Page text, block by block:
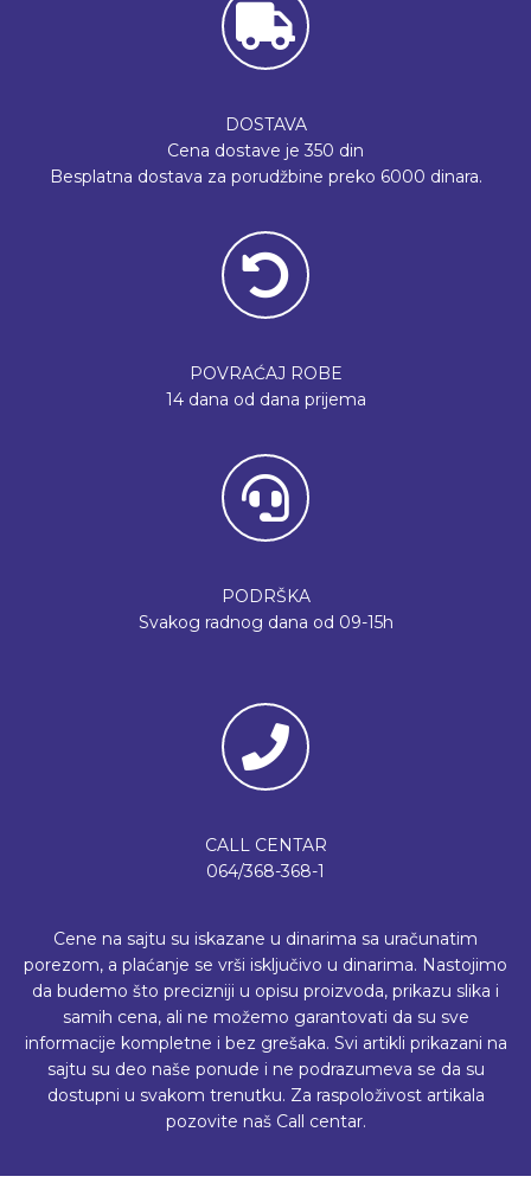
DOSTAVA
Cena dostave je 350 din
Besplatna dostava za porudžbine preko 6000 dinara.
POVRAĆAJ ROBE
14 dana od dana prijema
PODRŠKA
Svakog radnog dana od 09-15h
CALL CENTAR
064/368-368-1
Cene na sajtu su iskazane u dinarima sa uračunatim
porezom, a plaćanje se vrši isključivo u dinarima. Nastojimo
da budemo što precizniji u opisu proizvoda, prikazu slika i
samih cena, ali ne možemo garantovati da su sve
informacije kompletne i bez grešaka. Svi artikli prikazani na
sajtu su deo naše ponude i ne podrazumeva se da su
dostupni u svakom trenutku. Za raspoloživost artikala
pozovite naš Call centar.